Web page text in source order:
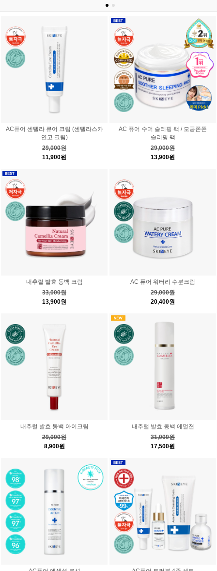
AC퓨어 센텔라 큐어 크림 (센텔라스카
연고 크림)
29,000원
11,900원
AC 퓨어 수더 슬리핑 팩 / 모공쫀쫀
슬리핑 팩
29,000원
13,900원
내추럴 발효 동백 크림
33,000원
13,900원
AC 퓨어 워터리 수분크림
29,000원
20,400원
내추럴 발효 동백 아이크림
29,000원
8,900원
내추럴 발효 동백 에멀젼
31,000원
17,500원